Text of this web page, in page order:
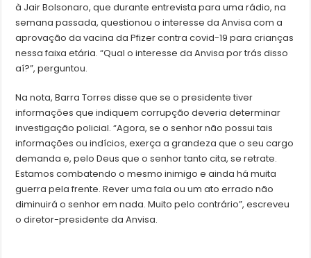
à Jair Bolsonaro, que durante entrevista para uma rádio, na
semana passada, questionou o interesse da Anvisa com a
aprovação da vacina da Pfizer contra covid-19 para crianças
nessa faixa etária. “Qual o interesse da Anvisa por trás disso
aí?”, perguntou.
Na nota, Barra Torres disse que se o presidente tiver
informações que indiquem corrupção deveria determinar
investigação policial. “Agora, se o senhor não possui tais
informações ou indícios, exerça a grandeza que o seu cargo
demanda e, pelo Deus que o senhor tanto cita, se retrate.
Estamos combatendo o mesmo inimigo e ainda há muita
guerra pela frente. Rever uma fala ou um ato errado não
diminuirá o senhor em nada. Muito pelo contrário”, escreveu
o diretor-presidente da Anvisa.